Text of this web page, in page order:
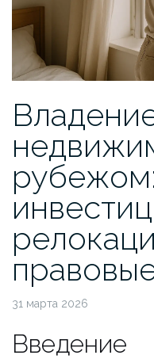
рубежом:
31 марта 2026
Введение